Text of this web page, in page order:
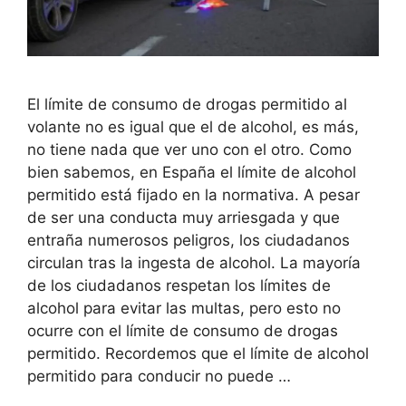
El límite de consumo de drogas permitido al
volante no es igual que el de alcohol, es más,
no tiene nada que ver uno con el otro. Como
bien sabemos, en España el límite de alcohol
permitido está fijado en la normativa. A pesar
de ser una conducta muy arriesgada y que
entraña numerosos peligros, los ciudadanos
circulan tras la ingesta de alcohol. La mayoría
de los ciudadanos respetan los límites de
alcohol para evitar las multas, pero esto no
ocurre con el límite de consumo de drogas
permitido. Recordemos que el límite de alcohol
permitido para conducir no puede …